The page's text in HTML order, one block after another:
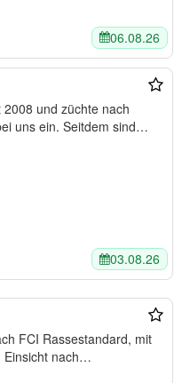
06.08.26
bei uns ein. Seitdem sind…
03.08.26
Einsicht nach…